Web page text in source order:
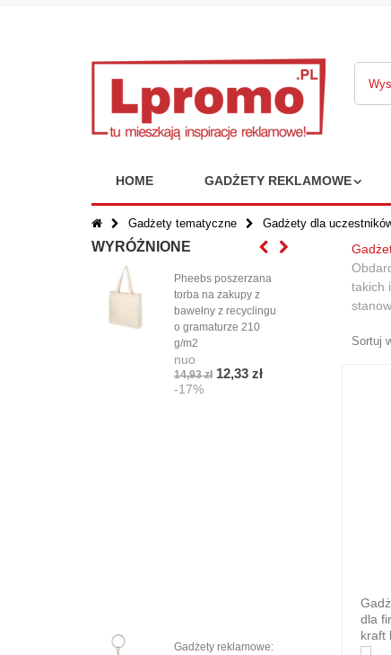
HOME GADŻETY REKLAMOWE
Gadżety tematyczne Gadżety dla
takich
Sortuj
dla
kraft
WYRÓŻNIONE
Pheebs poszerzana
torba na zakupy z
bawełny z recyclingu
o gramaturze 210
g/m2
nuo
14,93 zł 12,33 zł
-17%
Gadżety reklamowe:
-